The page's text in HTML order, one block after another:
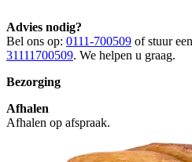
Advies nodig?
Bel ons op: 0111-700509 of stuur
31111700509. We helpen u graag.
Bezorging
Afhalen
Afhalen op afspraak.